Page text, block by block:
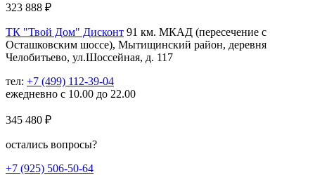
323 888 ₽
ТК "Твой Дом" Дисконт 91 км. МКАД (пересечение с
Осташковским шоссе), Мытищинский район, деревня
Челобитьево, ул.Шоссейная, д. 117
тел: +7 (499) 112-39-04
ежедневно с 10.00 до 22.00
345 480 ₽
остались вопросы?
+7 (925) 506-50-64